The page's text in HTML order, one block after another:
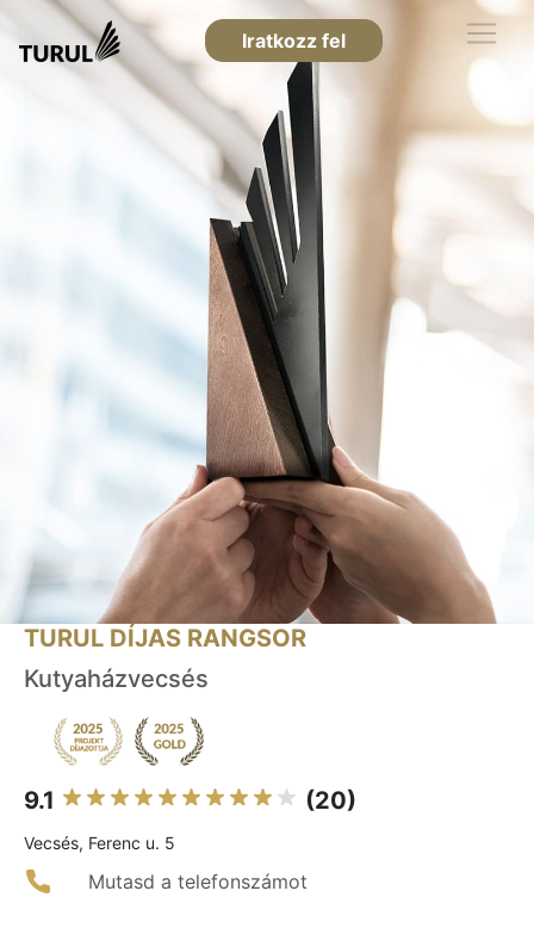
Iratkozz fel
TURUL DÍJAS RANGSOR
Kutyaházvecsés
9.1 (20)
Vecsés, Ferenc u. 5
Mutasd a telefonszámot